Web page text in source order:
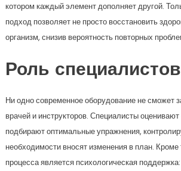
котором каждый элемент дополняет другой.
подход позволяет не просто восстановить
организм, снизив вероятность повторных
Роль специалистов
Ни одно современное оборудование не сможет
врачей и инструкторов. Специалисты
подбирают оптимальные упражнения,
необходимости вносят изменения в план.
процесса является психологическая